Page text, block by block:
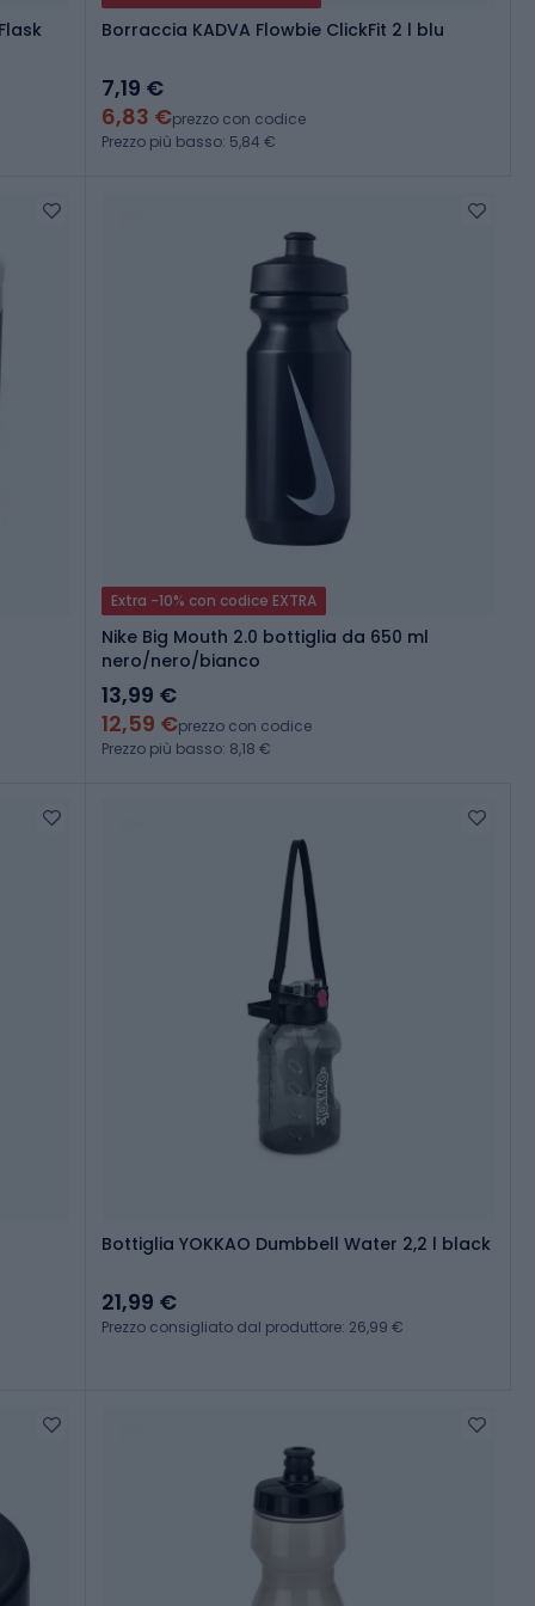
Borraccia KADVA Flowbie ClickFit 2 l blu
7,19 €
6,83 €prezzo con codice
Prezzo più basso: 5,84 €
Extra -10% con codice EXTRA
Nike Big Mouth 2.0 bottiglia da 650 ml
nero/nero/bianco
13,99 €
12,59 €prezzo con codice
Prezzo più basso: 8,18 €
Bottiglia YOKKAO Dumbbell Water 2,2 l black
21,99 €
Prezzo consigliato dal produttore: 26,99 €